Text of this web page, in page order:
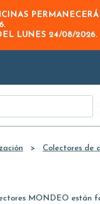
.
LUNES 24/08/2026.
Colectores de
MONDEO están